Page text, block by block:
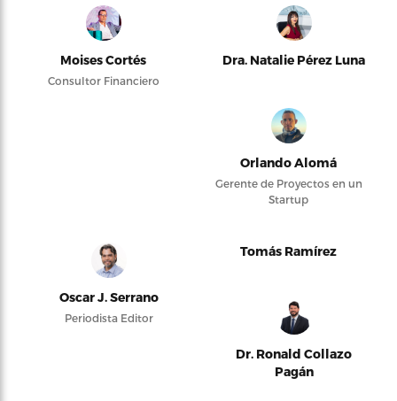
Moises Cortés
Consultor Financiero
Dra. Natalie Pérez Luna
Orlando Alomá
Gerente de Proyectos en un
Startup
Oscar J. Serrano
Periodista Editor
Tomás Ramírez
Dr. Ronald Collazo
Pagán